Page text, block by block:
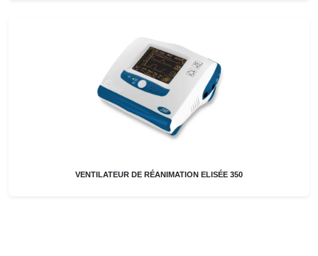
VENTILATEUR DE RÉANIMATION ELISÉE 350